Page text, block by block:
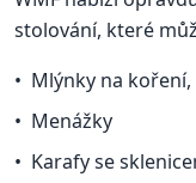
stolování, které
Mlýnky na
Menážky
Karafy se